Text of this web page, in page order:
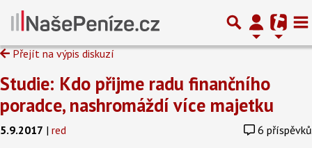
Přejít na výpis diskuzí
Studie: Kdo přijme radu finančního
poradce, nashromáždí více majetku
5.9.2017 | red 6 příspěvků